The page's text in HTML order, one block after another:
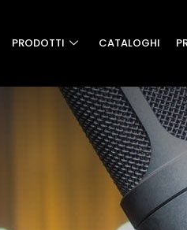
PRODOTTI CATALOGHI